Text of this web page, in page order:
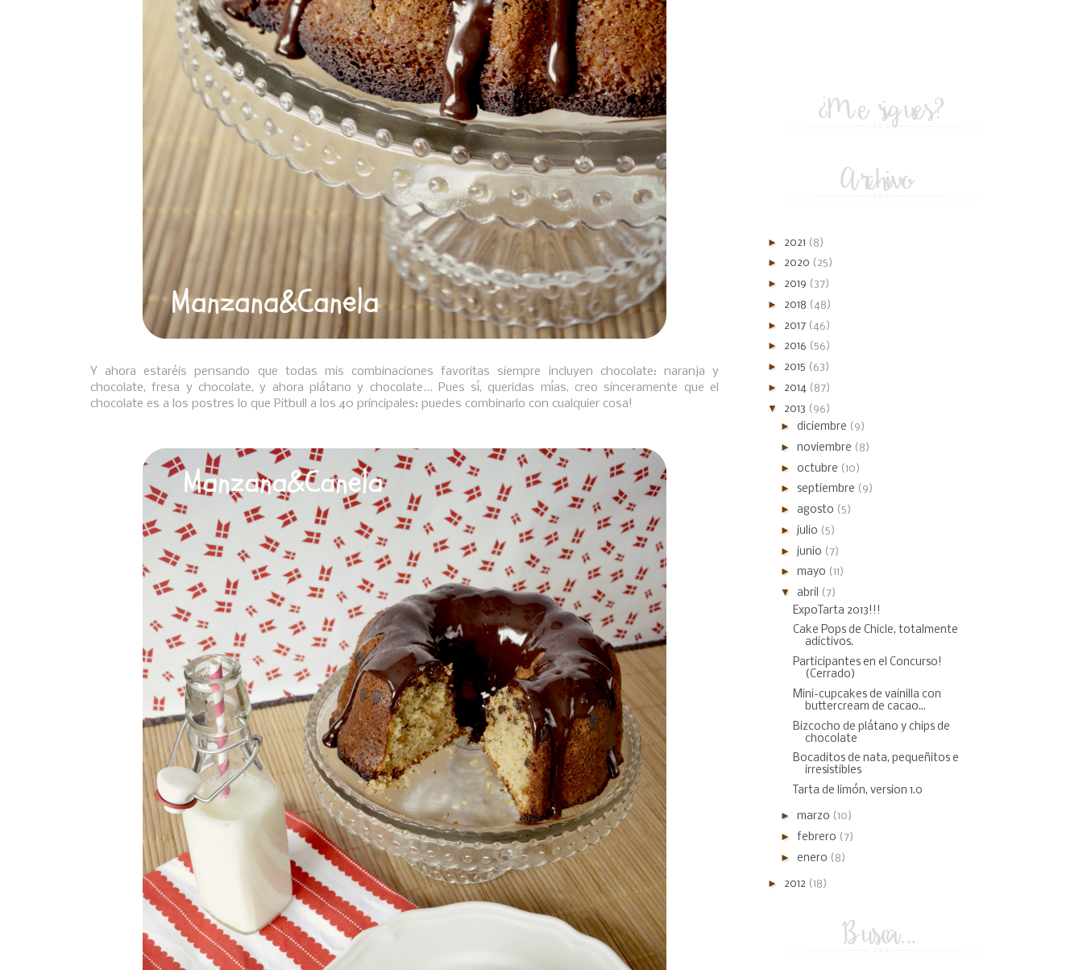
Y ahora estaréis pensando que todas mis combinaciones favoritas siempre incluyen chocolate: naranja y
chocolate, fresa y chocolate, y ahora plátano y chocolate... Pues sí, queridas mías, creo sinceramente que el
chocolate es a los postres lo que Pitbull a los 40 principales: puedes combinarlo con cualquier cosa!
► 2021 (8)
► 2020 (25)
► 2019 (37)
► 2018 (48)
► 2017 (46)
► 2016 (56)
► 2015 (63)
► 2014 (87)
▼ 2013 (96)
► diciembre (9)
► noviembre (8)
► octubre (10)
► septiembre (9)
► agosto (5)
► julio (5)
► junio (7)
► mayo (11)
▼ abril (7)
ExpoTarta 2013!!!
Cake Pops de Chicle, totalmente
adictivos.
Participantes en el Concurso!
(Cerrado)
Mini-cupcakes de vainilla con
buttercream de cacao...
Bizcocho de plátano y chips de
chocolate
Bocaditos de nata, pequeñitos e
irresistibles
Tarta de limón, version 1.0
► marzo (10)
► febrero (7)
► enero (8)
► 2012 (18)